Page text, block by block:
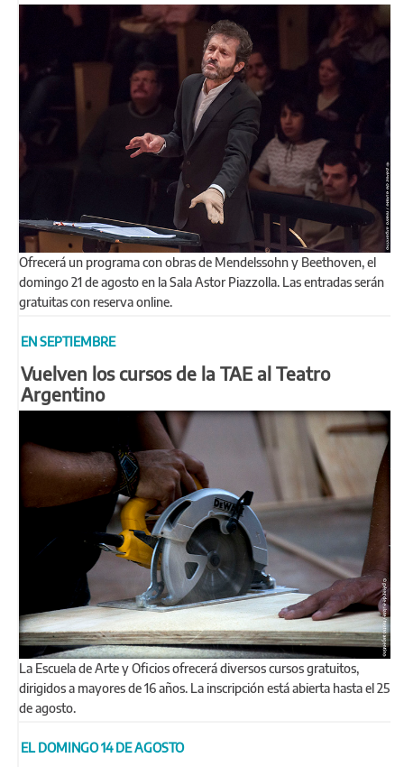
Ofrecerá un programa con obras de Mendelssohn y Beethoven, el
domingo 21 de agosto en la Sala Astor Piazzolla. Las entradas serán
gratuitas con reserva online.
EN SEPTIEMBRE
Vuelven los cursos de la TAE al Teatro
Argentino
La Escuela de Arte y Oficios ofrecerá diversos cursos gratuitos,
dirigidos a mayores de 16 años. La inscripción está abierta hasta el 25
de agosto.
EL DOMINGO 14 DE AGOSTO